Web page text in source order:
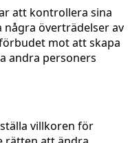
att kontrollera sina
överträdelser av
mot att skapa
andra personers
villkoren för